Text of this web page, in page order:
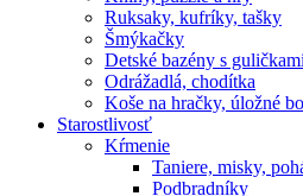
Ruksaky, kufríky, tašky
Šmýkačky
Detské bazény s guličkami
Odrážadlá, chodítka
Koše na hračky, úložné
Starostlivosť
Kŕmenie
Taniere, misky,
Podbradníky